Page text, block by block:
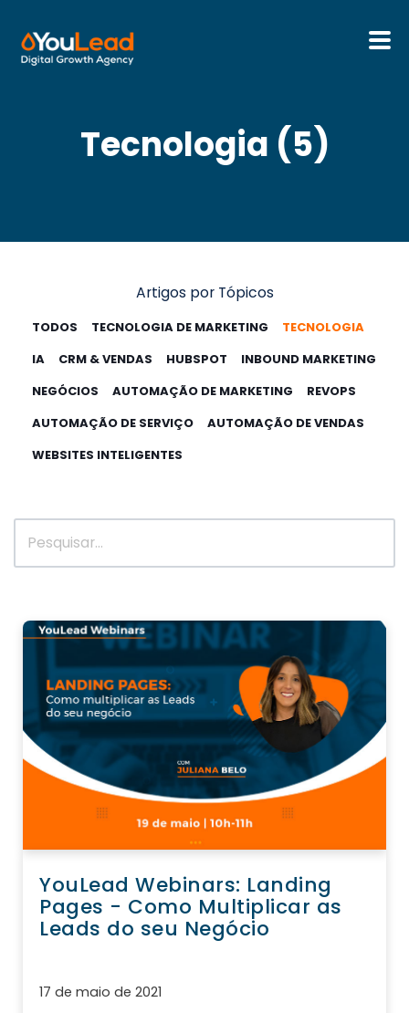
Serviços
Português
Tecnologia (5)
Artigos por Tópicos
TODOS TECNOLOGIA DE MARKETING
TECNOLOGIA
IA
CRM & VENDAS HUBSPOT
INBOUND MARKETING
NEGÓCIOS
AUTOMAÇÃO DE MARKETING
REVOPS
AUTOMAÇÃO DE SERVIÇO
AUTOMAÇÃO DE VENDAS
WEBSITES INTELIGENTES
YouLead Webinars: Landing
Pages - Como Multiplicar as
Leads do seu Negócio
17 de maio de 2021